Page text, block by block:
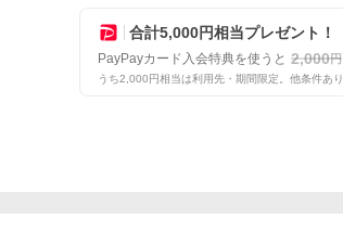
合計5,000円相当プレゼント！
PayPayカード入会特典を使うと 2,000円
うち2,000円相当は利用先・期間限定。他条件あり